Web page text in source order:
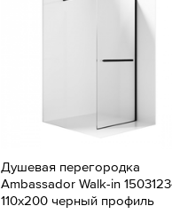
Душевая перегородка
Ambassador Walk-in
110x200 черный профиль